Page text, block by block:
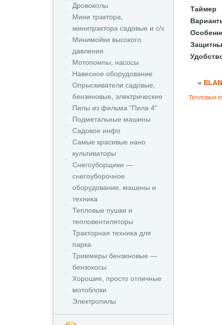
Дровоколы
Мини трактора,
минитрактора садовые и с/х
Минимойки высокого
давления
Мотопомпы, насосы
Навесное оборудование
Опрыскиватели садовые,
бензиновые, электрические
Пилы из фильма "Пила 4"
Подметальные машины
Садовое инфо
Самые красивые нано
культиваторы
Снегоуборщики —
снегоуборочное
оборудование, машины и
техника
Тепловые пушки и
тепловентиляторы
Тракторная техника для
парка
Триммеры бензиновые —
бензокосы
Хорошие, просто отличные
мотоблоки
Электропилы
Таймер
«
Тепловые